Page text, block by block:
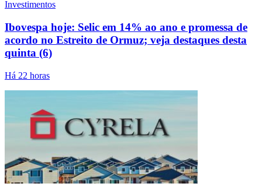
Investimentos
Ibovespa hoje: Selic em 14% ao ano e promessa de
acordo no Estreito de Ormuz; veja destaques desta
quinta (6)
Há 22 horas